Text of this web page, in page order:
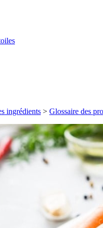
ingrédients > Glossaire des